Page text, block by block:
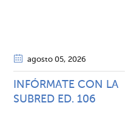
agosto 05, 2026
INFÓRMATE CON LA
SUBRED ED. 106